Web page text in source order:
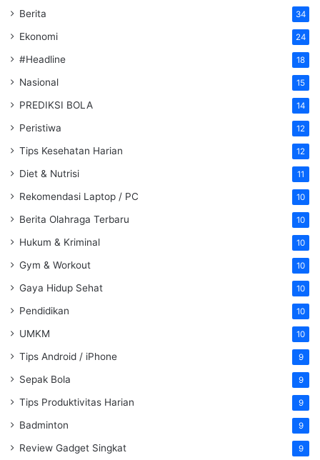
Berita 34
Ekonomi 24
#Headline 18
Nasional 15
PREDIKSI BOLA 14
Peristiwa 12
Tips Kesehatan Harian 12
Diet & Nutrisi 11
Rekomendasi Laptop / PC 10
Berita Olahraga Terbaru 10
Hukum & Kriminal 10
Gym & Workout 10
Gaya Hidup Sehat 10
Pendidikan 10
UMKM 10
Tips Android / iPhone 9
Sepak Bola 9
Tips Produktivitas Harian 9
Badminton 9
Review Gadget Singkat 9